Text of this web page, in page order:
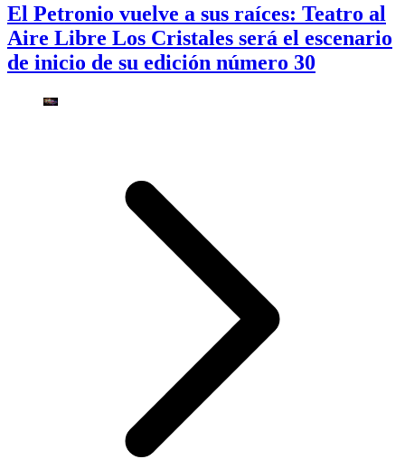
El Petronio vuelve a sus raíces: Teatro al
Aire Libre Los Cristales será el escenario
de inicio de su edición número 30